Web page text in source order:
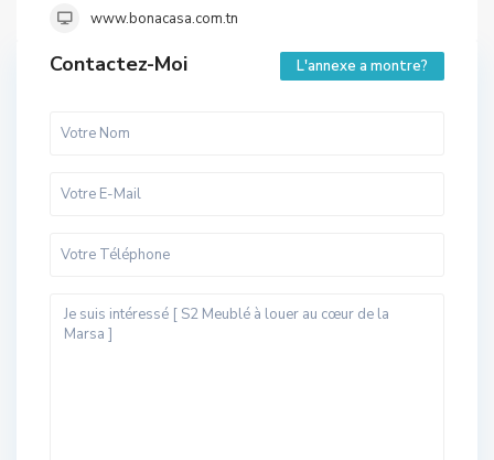
www.bonacasa.com.tn
Contactez-Moi L'annexe a montre?